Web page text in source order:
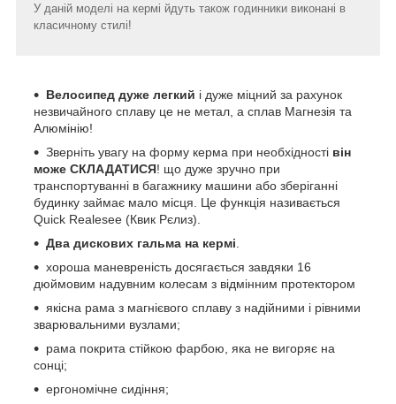
У даній моделі на кермі йдуть також годинники виконані в
класичному стилі!
Велосипед дуже легкий і дуже міцний за рахунок
незвичайного сплаву це не метал, а сплав Магнезія та
Алюмінію!
Зверніть увагу на форму керма при необхідності він
може СКЛАДАТИСЯ! що дуже зручно при
транспортуванні в багажнику машини або зберіганні
будинку займає мало місця. Це функція називається
Quick Realesee (Квик Рєлиз).
Два дискових гальма на кермі
хороша маневреність досягається завдяки 16
дюймовим надувним колесам з відмінним протектором
якісна рама з магнієвого сплаву з надійними і рівними
зварювальними вузлами;
рама покрита стійкою фарбою, яка не вигоряє на
сонці;
ергономічне сидіння;